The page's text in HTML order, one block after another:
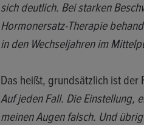
sich deutlich. Bei starken
Hormonersatz-Therapie
in den Wechseljahren im
Das heißt, grundsätzlich ist der
Auf jeden Fall. Die Einstellung,
meinen Augen falsch. Und